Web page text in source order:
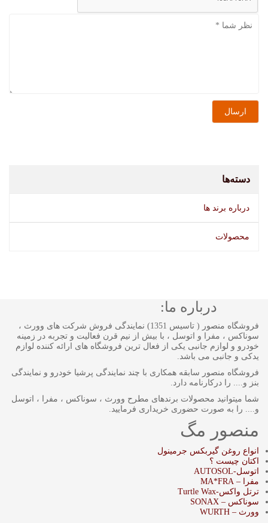
دسته‌ها
درباره برند ها
محصولات
درباره ما:
فروشگاه منصور ( تاسیس 1351) نمایندگی فروش شرکت های وورث ،
سوناکس ، مفرا و اتوسل ، با بیش از نیم قرن فعالیت و تجربه در زمینه
خودرو و لوازم جانبی یکی از فعال ترین فروشگاه های ارائه کننده لوازم
یدکی و جانبی می باشد.
فروشگاه منصور سابقه همکاری با چند نمایندگی پرشیا خودرو و نمایندگی
بنز و.... را درکارنامه دارد.
شما میتوانید محصولات برندهای مطرح وورث ، سوناکس ، مفرا ، اتوسل
و.... را به صورت حضوری خریداری فرمایید.
منصور مگ
انواع روغن گیربکس جرمینول
اکتان چیست ؟
اتوسل-AUTOSOL
مفرا – MA*FRA
ترتل واکس-Turtle Wax
سوناکس – SONAX
وورث – WURTH